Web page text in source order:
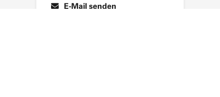
E-Mail senden